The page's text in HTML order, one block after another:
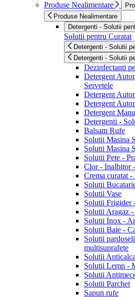
Produse Nealimentare
Produse Nealimentare
Detergenti - Solutii
Solutii pentru Curatat
Detergenti - Solutii
Detergenti - Solutii
Dezinfectanti
Detergent
Servetele
Detergent
Detergent
Detergent
Detergenti -
Balsam Rufe
Solutii Masina
Solutii Masina
Solutii Pete -
Clor - Inalbitor
Crema curatat
Solutii
Solutii Vase
Solutii Frigider
Solutii Aragaz
Solutii Inox -
Solutii Baie -
Solutii
multisuprafete
Solutii
Solutii Lemn -
Solutii
Solutii Parchet
Sapun rufe